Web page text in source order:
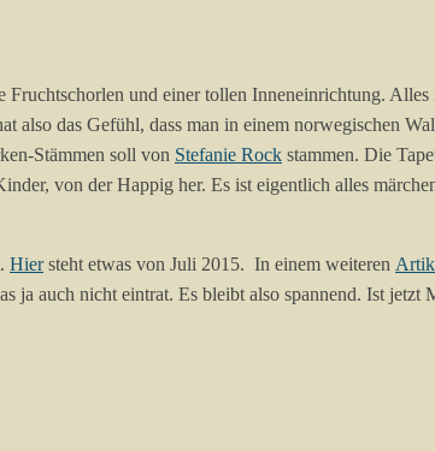
und einer tollen Inneneinrichtung.
das Gefühl, dass man in einem norwegischen
Stämmen soll von Stefanie Rock stammen. Die
von der Happig her. Es ist eigentlich alles
Hiersteht etwas von Juli 2015. In einem weiteren
ja auch nicht eintrat. Es bleibt also spannend. Ist